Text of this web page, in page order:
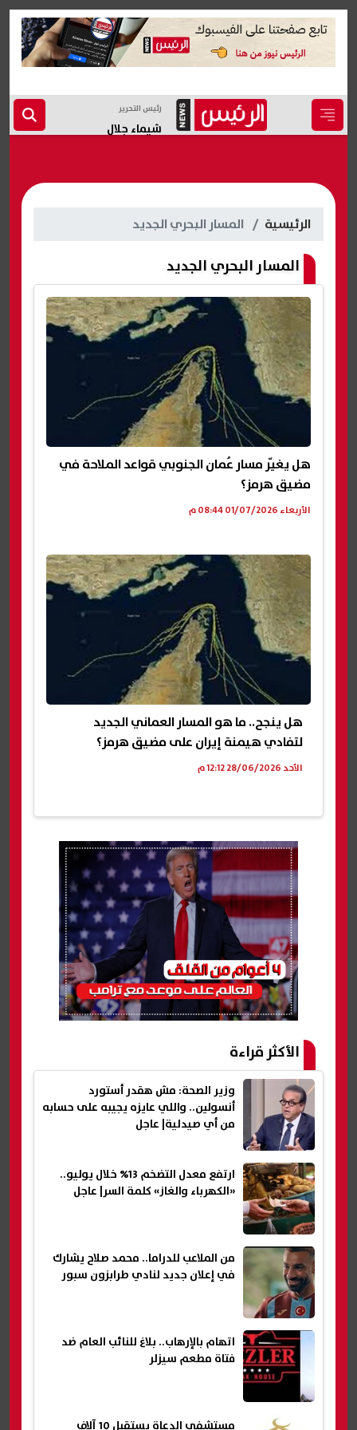
رئيس التحرير
شيماء جلال
الرئيسية المسار البحري الجديد
المسار البحري الجديد
هل يغيّر مسار عُمان الجنوبي قواعد الملاحة في
مضيق هرمز؟
الأربعاء 01/07/2026 08:44 م
هل ينجح.. ما هو المسار العماني الجديد
لتفادي هيمنة إيران على مضيق هرمز؟
الأحد 28/06/2026 12:12 م
الأكثر قراءة
وزير الصحة: مش هقدر أستورد
أنسولين.. واللي عايزه يجيبه على حسابه
من أي صيدلية| عاجل
ارتفع معدل التضخم 13% خلال يوليو..
«الكهرباء والغاز» كلمة السر| عاجل
من الملاعب للدراما.. محمد صلاح يشارك
في إعلان جديد لنادي طرابزون سبور
اتهام بالإرهاب.. بلاغ للنائب العام ضد
فتاة مطعم سيزلر
مستشفى الدعاة يستقبل 10 آلاف